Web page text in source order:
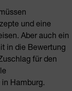
und eine
Aber auch ein
in die Bewertung
für den
Hamburg.